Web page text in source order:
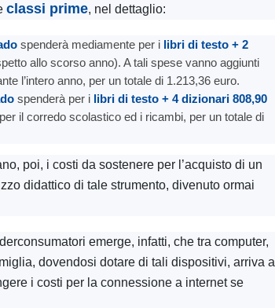
classi prime, nel dettaglio:
spenderà mediamente per i libri di testo + 2
allo scorso anno). A tali spese vanno aggiunti
l’intero anno, per un totale di 1.213,36 euro.
spenderà per i libri di testo + 4 dizionari 808,90
il corredo scolastico ed i ricambi, per un totale di
poi, i costi da sostenere per l’acquisto di un
didattico di tale strumento, divenuto ormai
emerge, infatti, che tra computer,
dovendosi dotare di tali dispositivi, arriva a
i costi per la connessione a internet se